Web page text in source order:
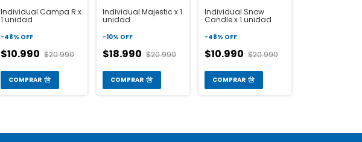
Individual Campa R x
1 unidad
-48% OFF
$10.990 $20.990
COMPRAR
Individual Majestic x 1
unidad
-10% OFF
$18.990 $20.990
COMPRAR
Individual Snow
Candle x 1 unidad
-48% OFF
$10.990 $20.990
COMPRAR